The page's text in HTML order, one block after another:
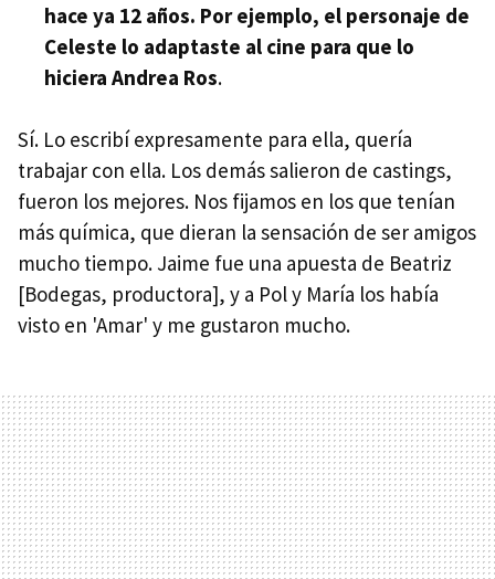
hace ya 12 años. Por ejemplo, el personaje de
Celeste lo adaptaste al cine para que lo
hiciera Andrea Ros.
Sí. Lo escribí expresamente para ella, quería
trabajar con ella. Los demás salieron de castings,
fueron los mejores. Nos fijamos en los que tenían
más química, que dieran la sensación de ser amigos
mucho tiempo. Jaime fue una apuesta de Beatriz
[Bodegas, productora], y a Pol y María los había
visto en 'Amar' y me gustaron mucho.